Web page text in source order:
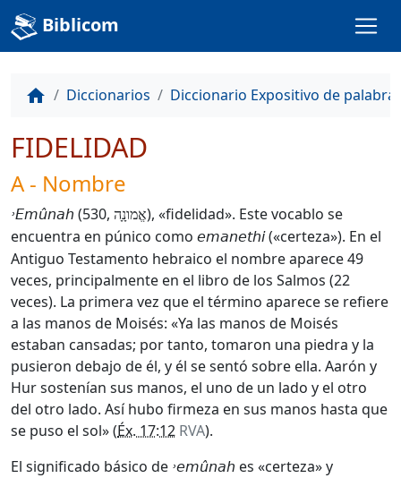
Biblicom
home Diccionarios Diccionario Expositivo de
FIDELIDAD
A - Nombre
˒Emûnah (530, אֱמונָָה), «fidelidad». Este vocablo se
encuentra en púnico como emanethi(«certeza»). En el
Antiguo Testamento hebraico el nombre aparece 49
veces, principalmente en el libro de los Salmos (22
veces). La primera vez que el término aparece se refiere
a las manos de Moisés: «Ya las manos de Moisés
estaban cansadas; por tanto, tomaron una piedra y la
pusieron debajo de él, y él se sentó sobre ella. Aarón y
Hur sostenían sus manos, el uno de un lado y el otro
del otro lado. Así hubo firmeza en sus manos hasta que
se puso el sol» (Éx. 17:12 RVA).
El significado básico de ˒emûnah es «certeza» y